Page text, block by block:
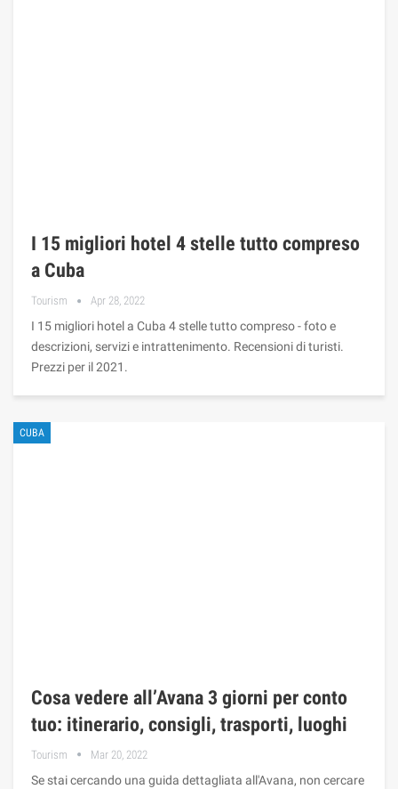
I 15 migliori hotel 4 stelle tutto compreso
a Cuba
Tourism Apr 28, 2022
I 15 migliori hotel a Cuba 4 stelle tutto compreso - foto e
descrizioni, servizi e intrattenimento. Recensioni di turisti.
Prezzi per il 2021.
CUBA
Cosa vedere all’Avana 3 giorni per conto
tuo: itinerario, consigli, trasporti, luoghi
Tourism Mar 20, 2022
Se stai cercando una guida dettagliata all'Avana, non cercare